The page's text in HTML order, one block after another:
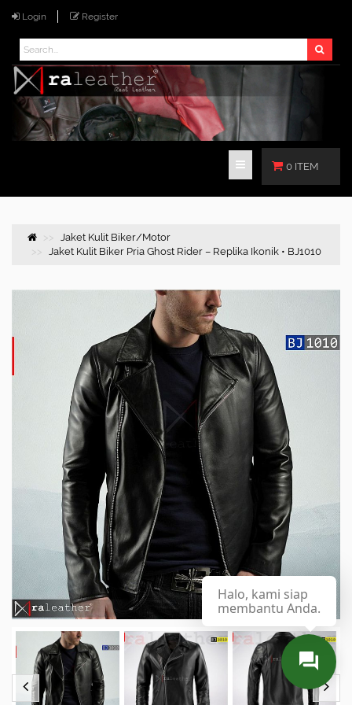
Login Register
0 ITEM
Jaket Kulit Biker/Motor
Jaket Kulit Biker Pria Ghost Rider – Replika Ikonik • BJ1010
Halo, kami siap
membantu Anda.